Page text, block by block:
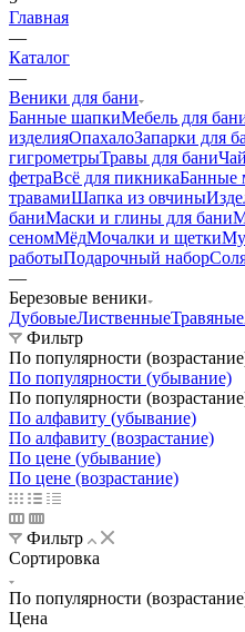
Главная
—
Каталог
—
Веники для бани
Банные шапкиМебель для
изделияОпахалоЗапарки для
гигрометрыТравы для бани
фетраВсё для пикникаБанные
травамиШапка из овчины
баниМаски и глины для бани
сеномМёдМочалки и щетки
работыПодарочный набор
—
Березовые веники
ДубовыеЛиственныеТравяные
Фильтр
По популярности
По популярности (убывание)
По популярности
По алфавиту (убывание)
По алфавиту (возрастание)
По цене (убывание)
По цене (возрастание)
Фильтр
Сортировка
По популярности
Цена